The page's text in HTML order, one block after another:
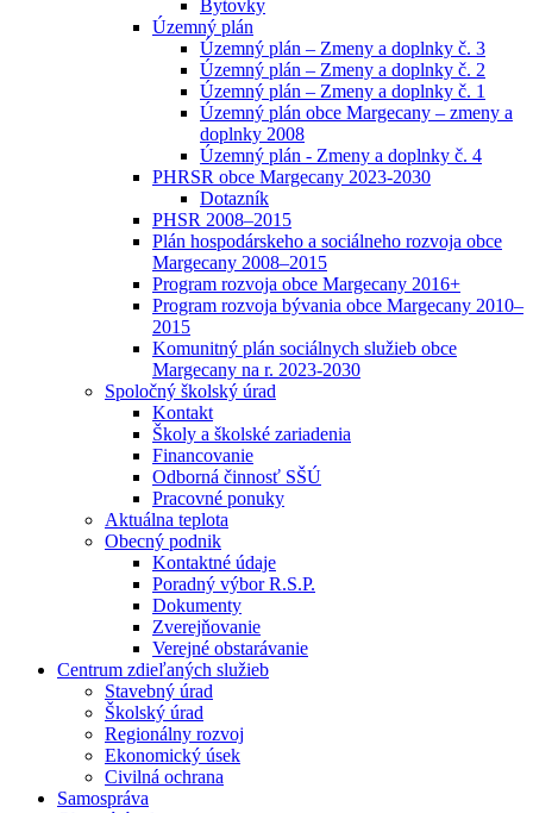
Bytovky
Územný plán
Územný plán – Zmeny a doplnky č. 3
Územný plán – Zmeny a doplnky č. 2
Územný plán – Zmeny a doplnky č. 1
Územný plán obce Margecany – zmeny a
doplnky 2008
Územný plán - Zmeny a doplnky č. 4
PHRSR obce Margecany 2023-2030
Dotazník
PHSR 2008–2015
Plán hospodárskeho a sociálneho rozvoja obce
Margecany 2008–2015
Program rozvoja obce Margecany 2016+
Program rozvoja bývania obce Margecany 2010–
2015
Komunitný plán sociálnych služieb obce
Margecany na r. 2023-2030
Spoločný školský úrad
Kontakt
Školy a školské zariadenia
Financovanie
Odborná činnosť SŠÚ
Pracovné ponuky
Aktuálna teplota
Obecný podnik
Kontaktné údaje
Poradný výbor R.S.P.
Dokumenty
Zverejňovanie
Verejné obstarávanie
Centrum zdieľaných služieb
Stavebný úrad
Školský úrad
Regionálny rozvoj
Ekonomický úsek
Civilná ochrana
Samospráva